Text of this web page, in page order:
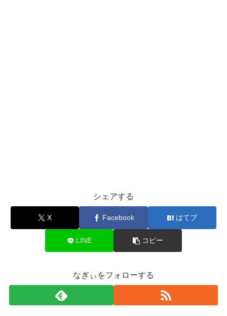
シェアする
X Facebook はてブ
LINE コピー
なぎぃをフォローする